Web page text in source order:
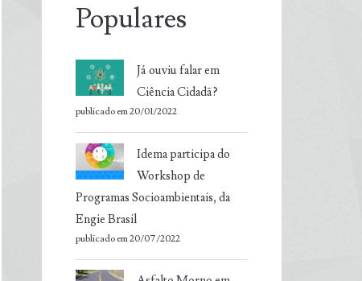
Populares
Já ouviu falar em
Ciência Cidadã?
publicado em 20/01/2022
Idema participa do
Workshop de
Programas Socioambientais, da
Engie Brasil
publicado em 20/07/2022